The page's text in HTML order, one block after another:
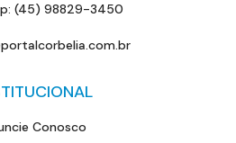
(45) 98829-3450
Conosco